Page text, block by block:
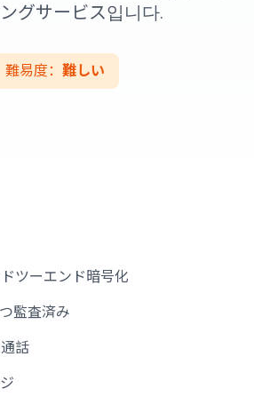
グサービス입니다.
難易度： 難しい
ツーエンド暗号化
監査済み
話